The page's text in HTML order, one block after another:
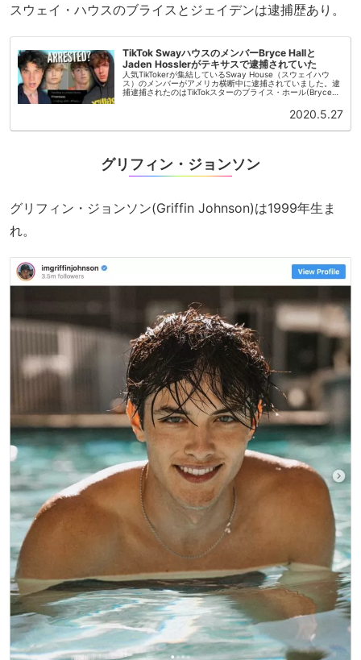
スウェイ・ハウスのブライスとジェイデンは逮捕歴あり。
TikTok SwayハウスのメンバーBryce Hallと
Jaden Hosslerがテキサスで逮捕されていた
人気TikTokerが集結しているSway House（スウェイハウ
ス）のメンバーがアメリカ横断中に逮捕されていました。逮
捕逮捕されたのはTikTokスターのブライス・ホール(Bryce
2020.5.27
グリフィン・ジョンソン
グリフィン・ジョンソン(Griffin Johnson)は1999年生ま
れ。